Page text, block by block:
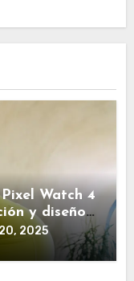
Watch 4
y diseño
2025